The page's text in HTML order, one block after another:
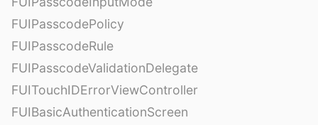
FUIPasscodePolicy
FUIPasscodeRule
FUIPasscodeValidationDelegate
FUITouchIDErrorViewController
FUIBasicAuthenticationScreen